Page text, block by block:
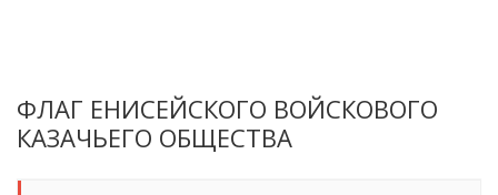
ФЛАГ ЕНИСЕЙСКОГО ВОЙСКОВОГО
КАЗАЧЬЕГО ОБЩЕСТВА